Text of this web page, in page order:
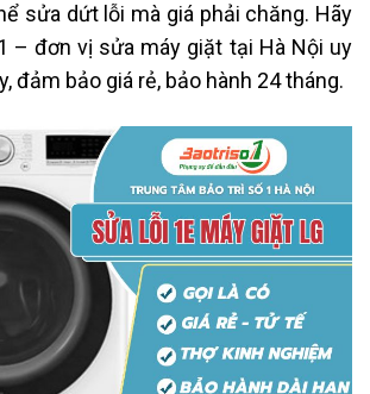
sửa dứt lỗi mà giá phải chăng. Hãy
– đơn vị sửa máy giặt tại Hà Nội uy
đảm bảo giá rẻ, bảo hành 24 tháng.